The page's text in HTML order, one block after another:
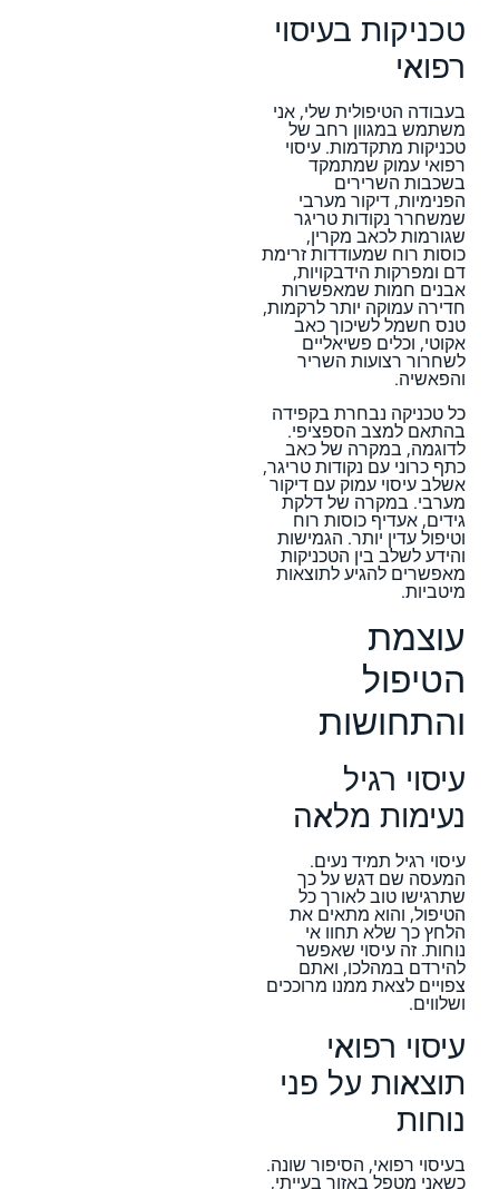
טכניקות בעיסוי
רפואי
בעבודה הטיפולית שלי, אני
משתמש במגוון רחב של
טכניקות מתקדמות. עיסוי
רפואי עמוק שמתמקד
בשכבות השרירים
הפנימיות, דיקור מערבי
שמשחרר נקודות טריגר
שגורמות לכאב מקרין,
כוסות רוח שמעודדות זרימת
דם ומפרקות הידבקויות,
אבנים חמות שמאפשרות
חדירה עמוקה יותר לרקמות,
טנס חשמל לשיכוך כאב
אקוטי, וכלים פשיאליים
לשחרור רצועות השריר
והפאשיה.
כל טכניקה נבחרת בקפידה
בהתאם למצב הספציפי.
לדוגמה, במקרה של כאב
כתף כרוני עם נקודות טריגר,
אשלב עיסוי עמוק עם דיקור
מערבי. במקרה של דלקת
גידים, אעדיף כוסות רוח
וטיפול עדין יותר. הגמישות
והידע לשלב בין הטכניקות
מאפשרים להגיע לתוצאות
מיטביות.
עוצמת
הטיפול
והתחושות
עיסוי רגיל
נעימות מלאה
עיסוי רגיל תמיד נעים.
המעסה שם דגש על כך
שתרגישו טוב לאורך כל
הטיפול, והוא מתאים את
הלחץ כך שלא תחוו אי
נוחות. זה עיסוי שאפשר
להירדם במהלכו, ואתם
צפויים לצאת ממנו מרוככים
ושלווים.
עיסוי רפואי
תוצאות על פני
נוחות
בעיסוי רפואי, הסיפור שונה.
כשאני מטפל באזור בעייתי,